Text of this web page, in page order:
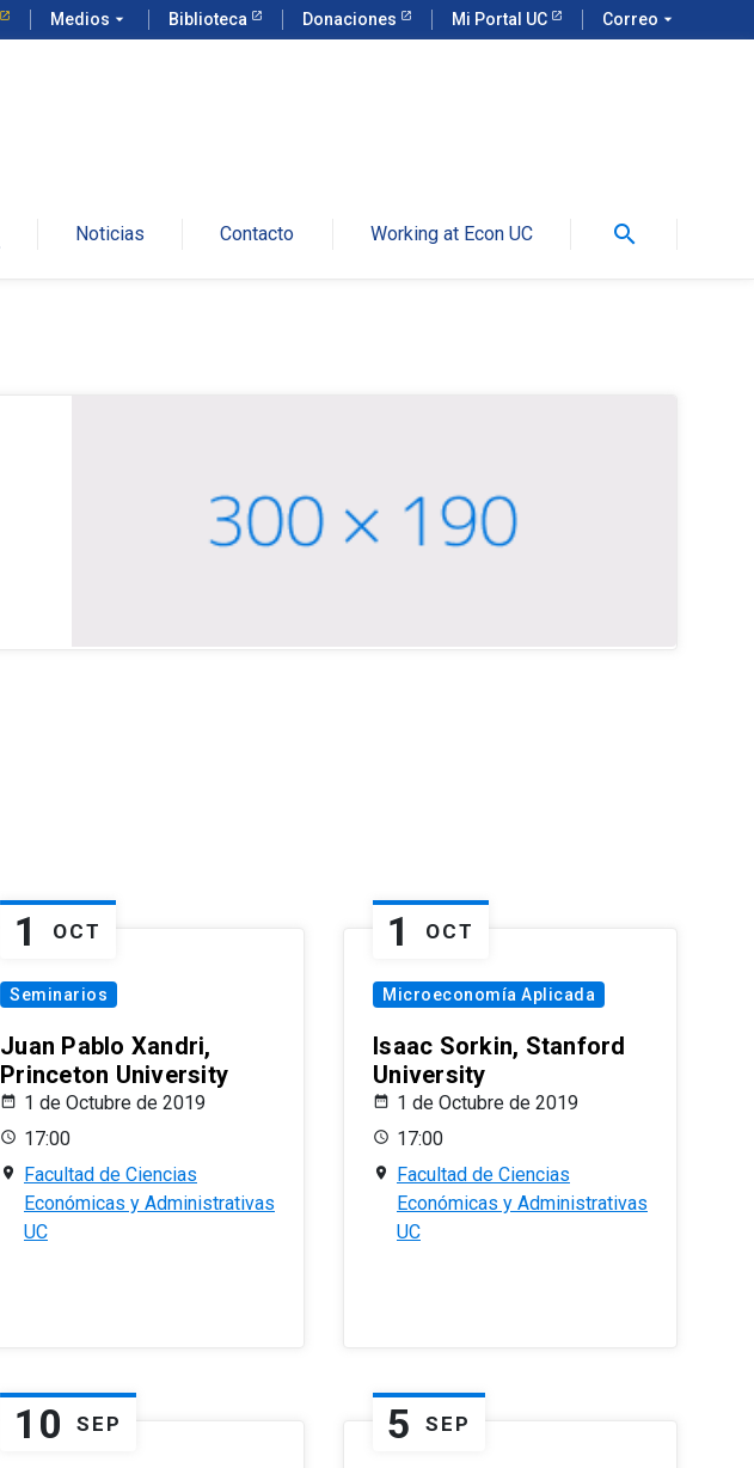
Medios arrow_drop_down Biblioteca Donaciones Mi Portal UC Correo arrow_drop_down
Noticias Contacto Working at Econ UC search
1 OCT
Seminarios
Juan Pablo Xandri,
Princeton University
1 de Octubre de 2019
17:00
Facultad de Ciencias
Económicas y Administrativas
UC
1 OCT
Microeconomía Aplicada
Isaac Sorkin, Stanford
University
1 de Octubre de 2019
17:00
Facultad de Ciencias
Económicas y Administrativas
UC
10 SEP 5 SEP